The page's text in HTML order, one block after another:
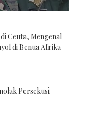
Ceuta, Mengenal
di Benua Afrika
Persekusi